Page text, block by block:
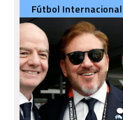
Fútbol Internacional